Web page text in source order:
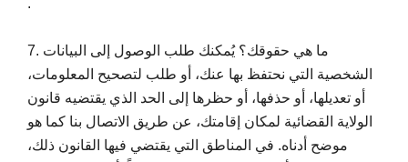
.
7. ما هي حقوقك؟ يُمكنك طلب الوصول إلى البيانات
الشخصية التي نحتفظ بها عنك، أو طلب لتصحيح المعلومات،
أو تعديلها، أو حذفها، أو حظرها إلى الحد الذي يقتضيه قانون
الولاية القضائية لمكان إقامتك، عن طريق الاتصال بنا كما هو
موضح أدناه. في المناطق التي يقتضي فيها القانون ذلك،